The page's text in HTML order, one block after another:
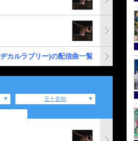
カルラブリー)の配信曲一覧
五十音順